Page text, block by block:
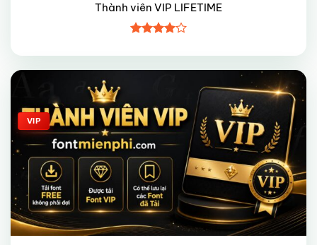
Thành viên VIP LIFETIME
xếp hạng
45 sao
Giảm giá!
VIP